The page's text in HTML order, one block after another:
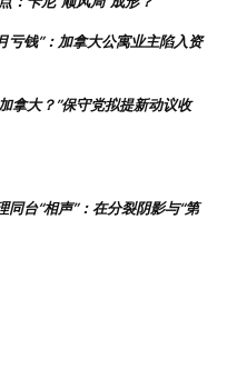
亏钱”：加拿大公寓业主陷入资
拿大？”保守党拟提新动议收
台“相声”：在分裂阴影与“第